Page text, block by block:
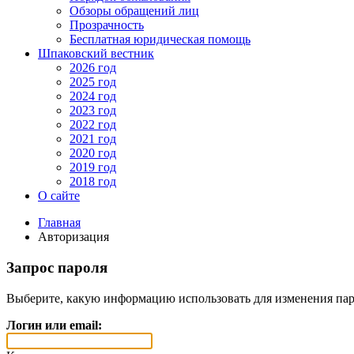
Обзоры обращений лиц
Прозрачность
Бесплатная юридическая помощь
Шпаковский вестник
2026 год
2025 год
2024 год
2023 год
2022 год
2021 год
2020 год
2019 год
2018 год
О сайте
Главная
Авторизация
Запрос пароля
Выберите, какую информацию использовать для изменения
Логин или email: